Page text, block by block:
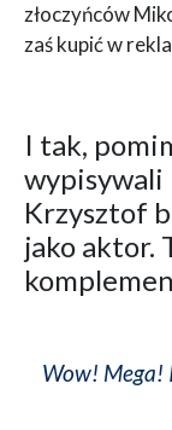
złoczyńców
zaś kupić w
I tak,
Krzysztof
jako aktor.
Wow! Mega!